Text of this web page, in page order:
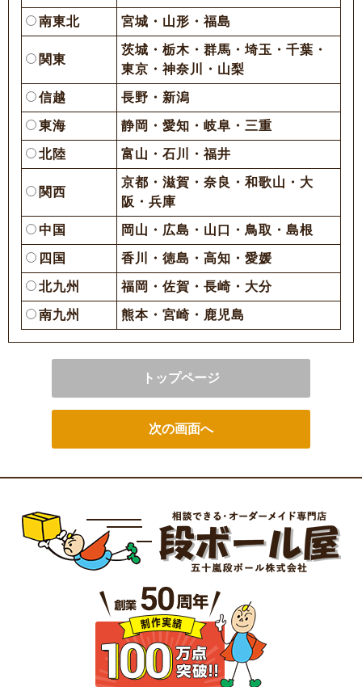
南東北 宮城・山形・福島
関東
茨城・栃木・群馬・埼玉・千葉・
東京・神奈川・山梨
信越 長野・新潟
東海 静岡・愛知・岐阜・三重
北陸 富山・石川・福井
関西
京都・滋賀・奈良・和歌山・大
阪・兵庫
中国 岡山・広島・山口・鳥取・島根
四国 香川・徳島・高知・愛媛
北九州 福岡・佐賀・長崎・大分
南九州 熊本・宮崎・鹿児島